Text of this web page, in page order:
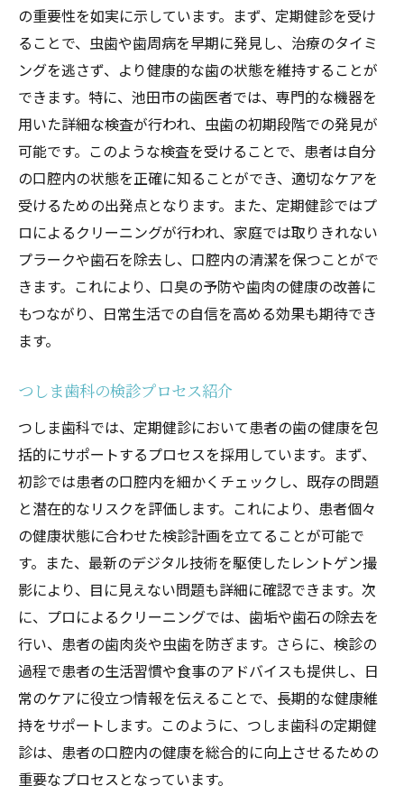
の重要性を如実に示しています。まず、定期健診を受け
ることで、虫歯や歯周病を早期に発見し、治療のタイミ
ングを逃さず、より健康的な歯の状態を維持することが
できます。特に、池田市の歯医者では、専門的な機器を
用いた詳細な検査が行われ、虫歯の初期段階での発見が
可能です。このような検査を受けることで、患者は自分
の口腔内の状態を正確に知ることができ、適切なケアを
受けるための出発点となります。また、定期健診ではプ
ロによるクリーニングが行われ、家庭では取りきれない
プラークや歯石を除去し、口腔内の清潔を保つことがで
きます。これにより、口臭の予防や歯肉の健康の改善に
もつながり、日常生活での自信を高める効果も期待でき
ます。
つしま歯科の検診プロセス紹介
つしま歯科では、定期健診において患者の歯の健康を包
括的にサポートするプロセスを採用しています。まず、
初診では患者の口腔内を細かくチェックし、既存の問題
と潜在的なリスクを評価します。これにより、患者個々
の健康状態に合わせた検診計画を立てることが可能で
す。また、最新のデジタル技術を駆使したレントゲン撮
影により、目に見えない問題も詳細に確認できます。次
に、プロによるクリーニングでは、歯垢や歯石の除去を
行い、患者の歯肉炎や虫歯を防ぎます。さらに、検診の
過程で患者の生活習慣や食事のアドバイスも提供し、日
常のケアに役立つ情報を伝えることで、長期的な健康維
持をサポートします。このように、つしま歯科の定期健
診は、患者の口腔内の健康を総合的に向上させるための
重要なプロセスとなっています。